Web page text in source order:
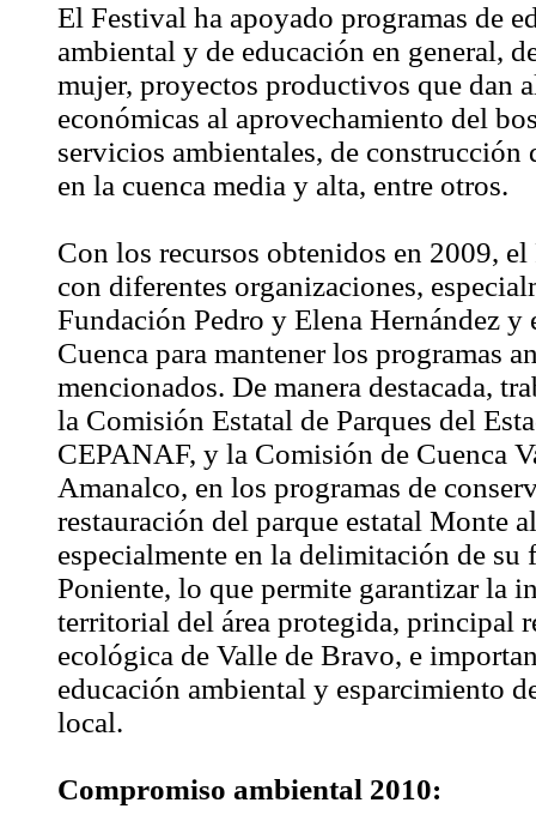
El Festival ha apoyado programas de
ambiental y de educación en general,
mujer, proyectos productivos que dan
económicas al aprovechamiento del
servicios ambientales, de construcción
en la cuenca media y alta, entre otros.
Con los recursos obtenidos en 2009,
con diferentes organizaciones,
Fundación Pedro y Elena Hernández y
Cuenca para mantener los programas
mencionados. De manera destacada,
la Comisión Estatal de Parques del
CEPANAF, y la Comisión de Cuenca
Amanalco, en los programas de
restauración del parque estatal Monte
especialmente en la delimitación de su
Poniente, lo que permite garantizar la
territorial del área protegida, principal
ecológica de Valle de Bravo, e
educación ambiental y esparcimiento
local.
Compromiso ambiental 2010: